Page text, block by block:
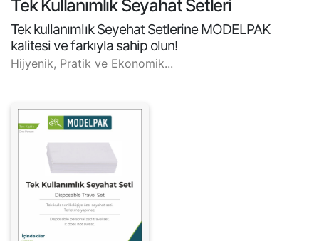
Tek Kullanımlık Seyahat Setleri
Tek kullanımlık Seyehat Setlerine MODELPAK
kalitesi ve farkıyla sahip olun!
Hijyenik, Pratik ve Ekonomik...